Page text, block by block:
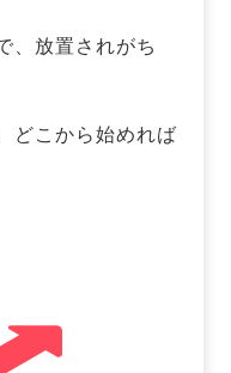
、放置されがち
どこから始めれば